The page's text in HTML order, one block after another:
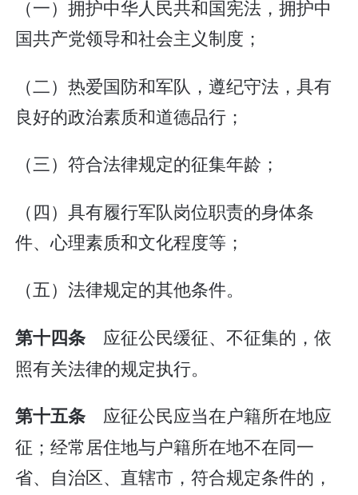
（一）拥护中华人民共和国宪法，拥护中
国共产党领导和社会主义制度；
（二）热爱国防和军队，遵纪守法，具有
良好的政治素质和道德品行；
（三）符合法律规定的征集年龄；
（四）具有履行军队岗位职责的身体条
件、心理素质和文化程度等；
（五）法律规定的其他条件。
第十四条 应征公民缓征、不征集的，依
照有关法律的规定执行。
第十五条 应征公民应当在户籍所在地应
征；经常居住地与户籍所在地不在同一
省、自治区、直辖市，符合规定条件的，